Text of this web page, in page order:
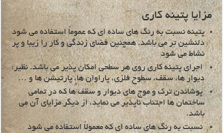
مزايا پتينه كاری
پتينه نسبت به رنگ هاي ساده اي كه عموماً استفاده مي شود
دلنشين تر مي باشد. همچنين فضاي زندگي و كار را زيبا و پر
نشاط مي شود
اجراي پتينه كاري روي هر سطحي امكان پذير مي باشد. نظير:‌
ديوار ها، سقف، سطوح فلزي، پاراوان ها، پارتيشن ها و …
پوشاندن ترك و موج هاي ديوار و سقف ها كه در تمامي
ساختمان ها اجتناب ناپذير مي نمايد، از ديگر مزاياي آن مي
باشد.
نسبت به رنگ هاي ساده اي كه معمولاً استفاده مي شود